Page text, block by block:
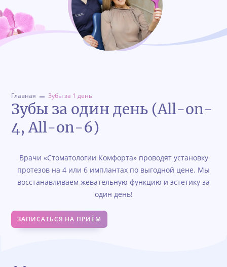
Главная Зубы за 1 день
Зубы за один день (All-on-
4, All-on-6)
Врачи «Стоматологии Комфорта» проводят установку
протезов на 4 или 6 имплантах по выгодной цене. Мы
восстанавливаем жевательную функцию и эстетику за
один день!
ЗАПИСАТЬСЯ НА ПРИЁМ